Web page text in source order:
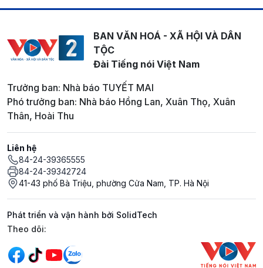
BAN VĂN HOÁ - XÃ HỘI VÀ DÂN
TỘC
Đài Tiếng nói Việt Nam
Trưởng ban: Nhà báo TUYẾT MAI
Phó trưởng ban: Nhà báo Hồng Lan, Xuân Thọ, Xuân
Thân, Hoài Thu
Liên hệ
84-24-39365555
84-24-39342724
41-43 phố Bà Triệu, phường Cửa Nam, TP. Hà Nội
Phát triển và vận hành bởi SolidTech
Mạng xã hội
Theo dõi: